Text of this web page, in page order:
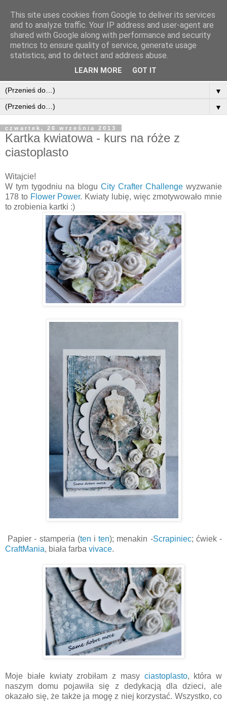
▼
▼
czwartek, 26 września 2013
Kartka kwiatowa - kurs na róże z
ciastoplasto
Witajcie!
W tym tygodniu na blogu City Crafter Challenge wyzwanie
178 to Flower Power. Kwiaty lubię, więc zmotywowało mnie
to zrobienia kartki :)
Papier - stamperia (ten i ten); menakin -Scrapiniec; ćwiek -
CraftMania, biała farba vivace.
Moje białe kwiaty zrobiłam z masy ciastoplasto, która w
naszym domu pojawiła się z dedykacją dla dzieci, ale
okazało się, że także ja mogę z niej korzystać. Wszystko, co
This site uses cookies from Google to deliver its services
and to analyze traffic. Your IP address and user-agent are
shared with Google along with performance and security
metrics to ensure quality of service, generate usage
statistics, and to detect and address abuse.
LEARN MORE GOT IT